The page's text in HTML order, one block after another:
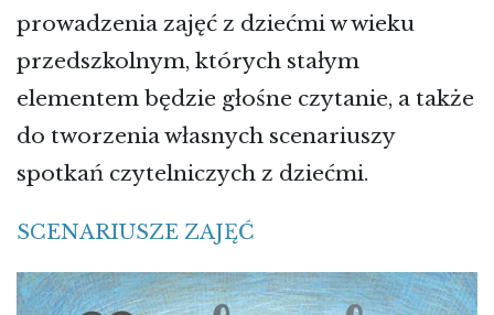
prowadzenia zajęć z dziećmi w wieku
przedszkolnym, których stałym
elementem będzie głośne czytanie, a także
do tworzenia własnych scenariuszy
spotkań czytelniczych z dziećmi.
SCENARIUSZE ZAJĘĆ